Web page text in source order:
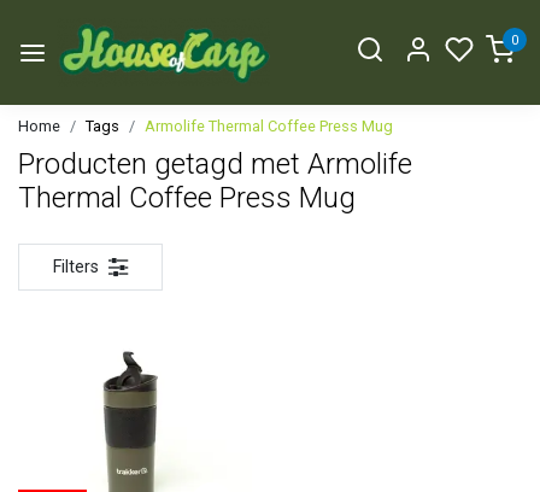
0
Home Tags Armolife Thermal Coffee Press Mug
Producten getagd met Armolife
Thermal Coffee Press Mug
Filters